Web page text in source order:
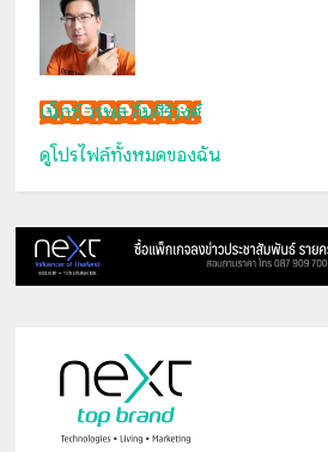
เน็กซ์ วรพล ลิ่มศิริวงศ์
ดูโปรไฟล์ทั้งหมดของฉัน